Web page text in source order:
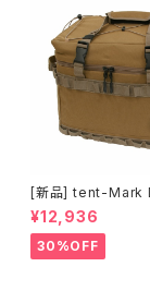
[新品] tent-Mark
野蔵 NOGURA｜ソ
にちょうどいい、テ
るソフトクーラー(
¥12,936
30%OFF